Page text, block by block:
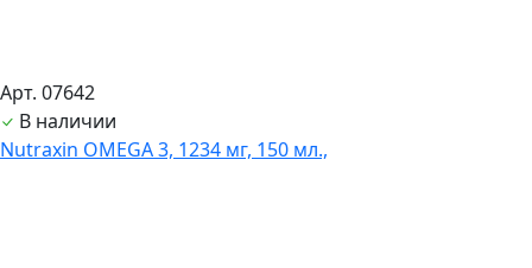
Арт. 07642
В наличии
Nutraxin OMEGA 3, 1234 мг, 150 мл.,